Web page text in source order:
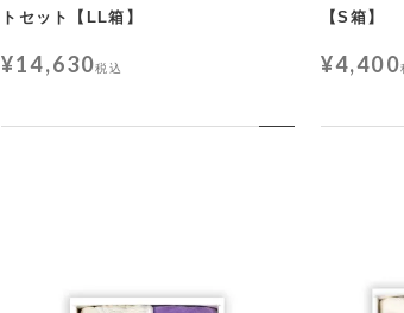
トセット【LL箱】
¥14,630税込
【S箱】
¥4,400